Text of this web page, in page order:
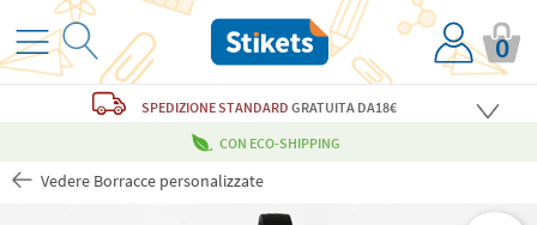
0
SPEDIZIONE STANDARD GRATUITADA18€
CON ECO-SHIPPING
Vedere Borracce personalizzate